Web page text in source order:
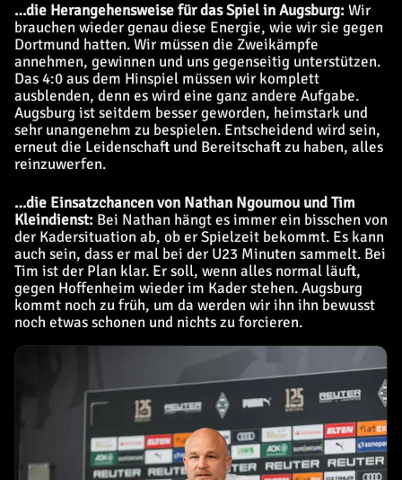
…die Herangehensweise für das Spiel in Augsburg:Wir
brauchen wieder genau diese Energie, wie wir sie gegen
Dortmund hatten. Wir müssen die Zweikämpfe
annehmen, gewinnen und uns gegenseitig unterstützen.
Das 4:0 aus dem Hinspiel müssen wir komplett
ausblenden, denn es wird eine ganz andere Aufgabe.
Augsburg ist seitdem besser geworden, heimstark und
sehr unangenehm zu bespielen. Entscheidend wird sein,
erneut die Leidenschaft und Bereitschaft zu haben, alles
reinzuwerfen.
…die Einsatzchancen von Nathan Ngoumou und Tim
Kleindienst: Bei Nathan hängt es immer ein bisschen von
der Kadersituation ab, ob er Spielzeit bekommt. Es kann
auch sein, dass er mal bei der U23 Minuten sammelt. Bei
Tim ist der Plan klar. Er soll, wenn alles normal läuft,
gegen Hoffenheim wieder im Kader stehen. Augsburg
kommt noch zu früh, um da werden wir ihn ihn bewusst
noch etwas schonen und nichts zu forcieren.